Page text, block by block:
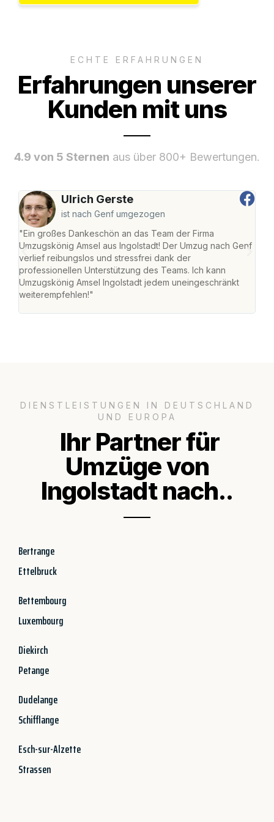
ECHTE ERFAHRUNGEN
Erfahrungen unserer
Kunden mit uns
4.9 von 5 Sternen aus über 800+ Bewertungen.
Ulrich Gerste
ist nach Genf umgezogen
"Ein großes Dankeschön an das Team der Firma
Umzugskönig Amsel aus Ingolstadt! Der Umzug nach Genf
verlief reibungslos und stressfrei dank der
professionellen Unterstützung des Teams. Ich kann
Umzugskönig Amsel Ingolstadt jedem uneingeschränkt
weiterempfehlen!"
DIENSTLEISTUNGEN IN DEUTSCHLAND
UND EUROPA
Ihr Partner für
Umzüge von
Ingolstadt nach..
Bertrange
Ettelbruck
Bettembourg
Luxembourg
Diekirch
Petange
Dudelange
Schifflange
Esch-sur-Alzette
Strassen